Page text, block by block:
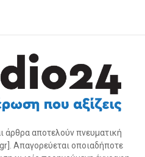
άρθρα αποτελούν πνευματική
Απαγορεύεται οποιαδήποτε